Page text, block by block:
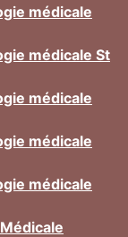
médicale
médicale St
médicale
médicale
médicale